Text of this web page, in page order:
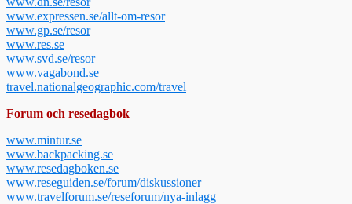
www.expressen.se/allt-om-resor
www.gp.se/resor
www.res.se
www.svd.se/resor
www.vagabond.se
travel.nationalgeographic.com/travel
Forum och resedagbok
www.mintur.se
www.backpacking.se
www.resedagboken.se
www.reseguiden.se/forum/diskussioner
www.travelforum.se/reseforum/nya-inlagg